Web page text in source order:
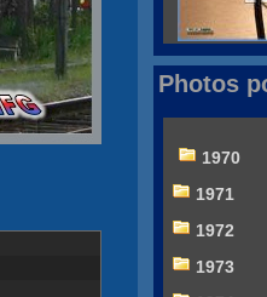
Photos
1970
1971
1972
1973